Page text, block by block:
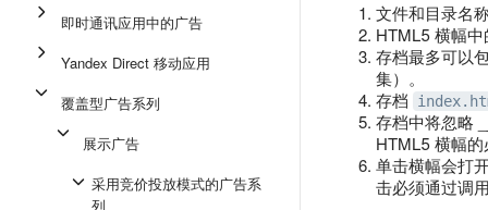
即时通讯应用中的广告
Yandex Direct 移动应用
覆盖型广告系列
展示广告
采用竞价投放模式的广告系
列
文件和目录名
HTML5 横幅
存档最多可以
集）。
存档
存档中将忽略
HTML5 横幅
单击横幅会打
击必须通过调